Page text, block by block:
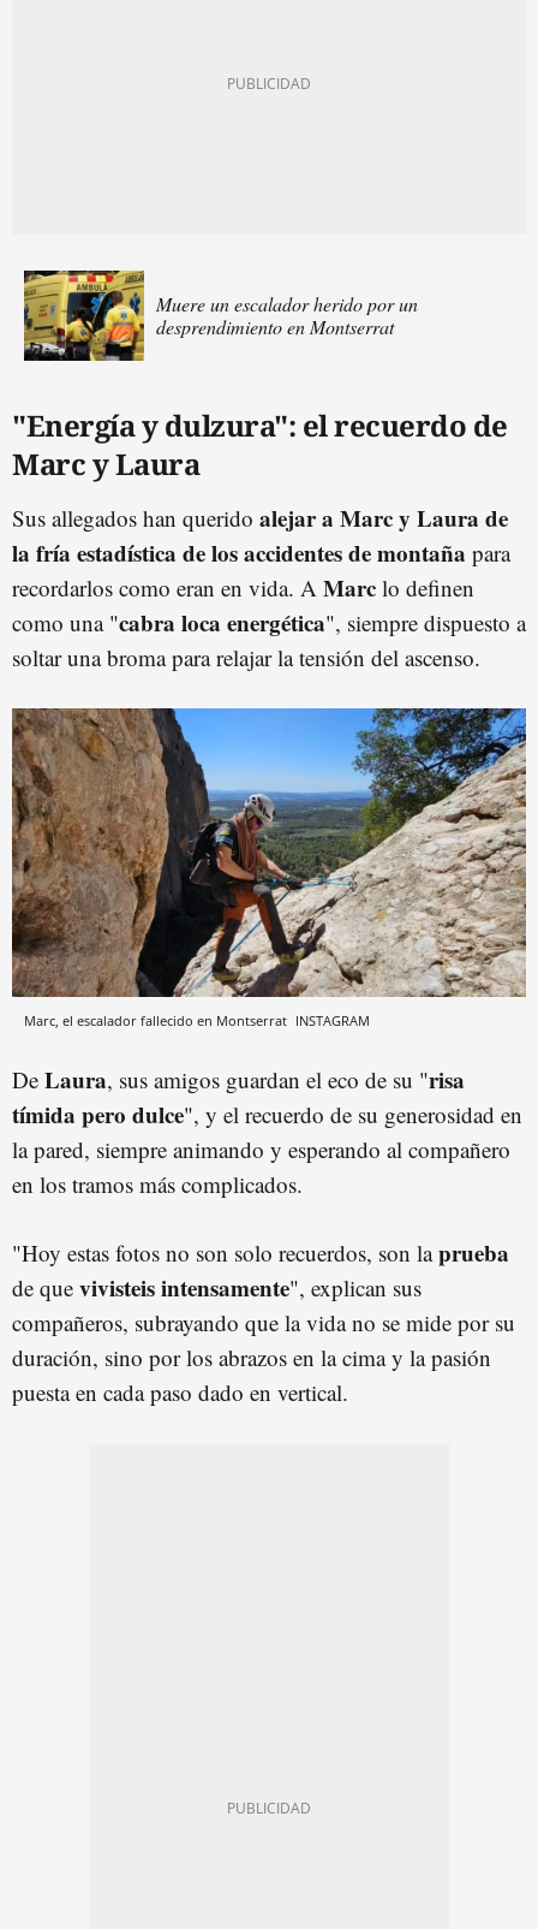
Muere un escalador herido por un
desprendimiento en Montserrat
"Energía y dulzura": el recuerdo de
Marc y Laura
Sus allegados han querido alejar a Marc y Laura de
la fría estadística de los accidentes de montaña para
recordarlos como eran en vida. A Marc lo definen
como una "cabra loca energética", siempre dispuesto a
soltar una broma para relajar la tensión del ascenso.
Marc, el escalador fallecido en Montserrat INSTAGRAM
De Laura, sus amigos guardan el eco de su "risa
tímida pero dulce", y el recuerdo de su generosidad en
la pared, siempre animando y esperando al compañero
en los tramos más complicados.
"Hoy estas fotos no son solo recuerdos, son laprueba
de que vivisteis intensamente", explican sus
compañeros, subrayando que la vida no se mide por su
duración, sino por los abrazos en la cima y la pasión
puesta en cada paso dado en vertical.